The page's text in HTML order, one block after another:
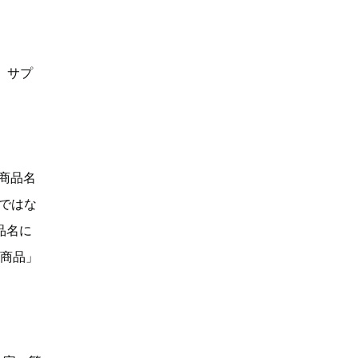
サプ
品名
はな
名に
品」